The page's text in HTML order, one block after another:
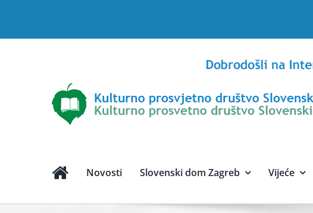
Novosti Slovenski dom Zagreb Vijeće